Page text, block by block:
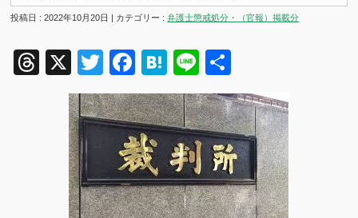
投稿日 : 2022年10月20日 | カテゴリー :弁護士懲戒処分・（官報）掲載分
Threads
X TwitterFacebook
Hatena
Line
有